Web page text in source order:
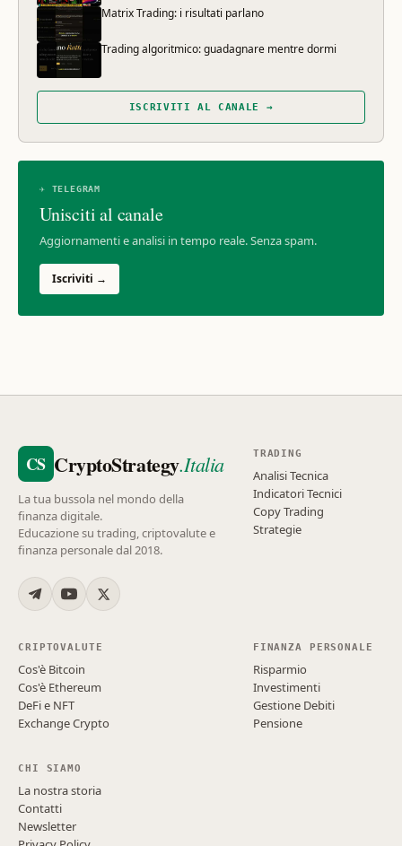
Matrix Trading: i risultati parlano
Trading algoritmico: guadagnare mentre dormi
ISCRIVITI AL CANALE →
✈ TELEGRAM
Unisciti al canale
Aggiornamenti e analisi in tempo reale. Senza spam.
Iscriviti →
CS CryptoStrategy.Italia
La tua bussola nel mondo della
finanza digitale.
Educazione su trading, criptovalute e
finanza personale dal 2018.
TRADING
Analisi Tecnica
Indicatori Tecnici
Copy Trading
Strategie
CRIPTOVALUTE
Cos'è Bitcoin
Cos'è Ethereum
DeFi e NFT
Exchange Crypto
FINANZA PERSONALE
Risparmio
Investimenti
Gestione Debiti
Pensione
CHI SIAMO
La nostra storia
Contatti
Newsletter